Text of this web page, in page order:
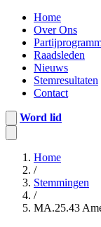
Home
Over Ons
Raadsleden
Nieuws
Stemresultaten
Contact
Word lid
Home
/
Stemmingen
/
MA.25.43